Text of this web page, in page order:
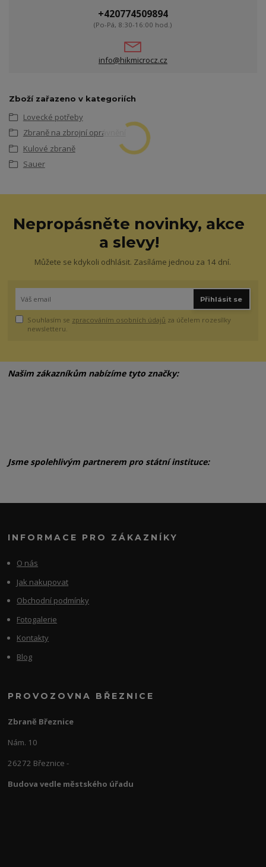
+420774509894
(Po-Pá, 8:30-16:00 hod.)
info@hikmicrocz.cz
Zboží zařazeno v kategoriích
Lovecké potřeby
Zbraně na zbrojní oprávnění
Kulové zbraně
Sauer
Nepropásněte novinky, akce
a slevy!
Můžete se kdykoli odhlásit. Zasíláme jednou za 14 dní.
Přihlásit se
Souhlasím se zpracováním osobních údajů za účelem rozesílky
newsletteru.
Našim zákazníkům nabízíme tyto značky:
Jsme spolehlivým partnerem pro státní instituce:
INFORMACE PRO ZÁKAZNÍKY
O nás
Jak nakupovat
Obchodní podmínky
Fotogalerie
Kontakty
Blog
PROVOZOVNA BŘEZNICE
Zbraně Březnice
Nám. 10
26272 Březnice -
Budova vedle městského úřadu